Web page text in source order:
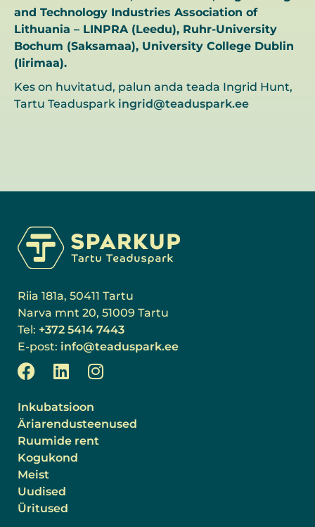
and Technology Industries Association of
Lithuania – LINPRA (Leedu), Ruhr-University
Bochum (Saksamaa), University College Dublin
(Iirimaa).
Kes on huvitatud, palun anda teada Ingrid Hunt,
Tartu Teaduspark ingrid@teaduspark.ee
Riia 181a, 50411 Tartu
Narva mnt 20, 51009 Tartu
Tel: +372 5414 7443
E-post: info@teaduspark.ee
Inkubatsioon
Äriarendusteenused
Ruumide rent
Kogukond
Meist
Uudised
Üritused